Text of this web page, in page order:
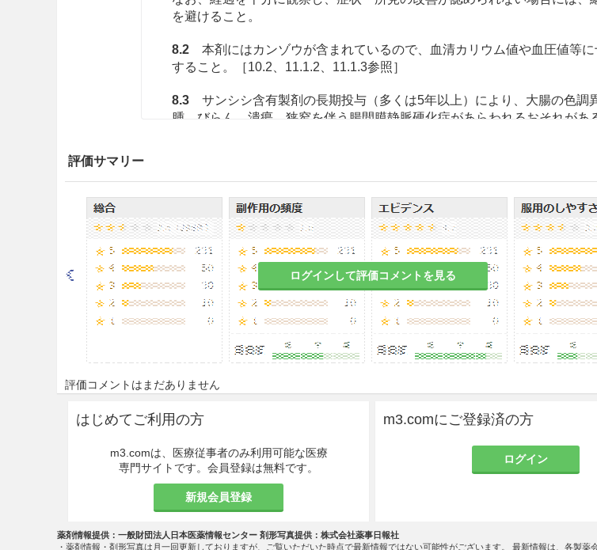
を避けること。
8.2本剤にはカンゾウが含まれているので、血清カリウム値や血圧値等に
すること。［10.2、11.1.2、11.1.3参照］
8.3サンシシ含有製剤の長期投与（多くは5年以上）により、大腸の色調
腫、びらん、潰瘍、狭窄を伴う腸間膜静脈硬化症があらわれるおそれがあ
8.4他の漢方製剤等を併用する場合は、含有生薬の重複に注意すること。
慎重投与
9.1 合併症・既往歴等のある患者
9.1.1 著しく胃腸の虚弱な患者
食欲不振、胃部不快感、悪心、嘔吐、下痢等があらわれるおそれがある
9.1.2 食欲不振、悪心、嘔吐のある患者
これらの症状が悪化するおそれがある。
9.5 妊婦
妊婦又は妊娠している可能性のある女性には、治療上の有益性が危険性を
と判断される場合にのみ投与すること。
9.6 授乳婦
治療上の有益性及び母乳栄養の有益性を考慮し、授乳の継続又は中止を検
評価サマリー
ログインして評価コメントを見る
評価コメントはまだありません
はじめてご利用の方
m3.comは、医療従事者のみ利用可能な医療
専門サイトです。会員登録は無料です。
新規会員登録
m3.comにご登録済の方
ログイン
薬剤情報提供：一般財団法人日本医薬情報センター 剤形写真提供：株式会社薬事日報社
・薬剤情報・剤形写真は月一回更新しておりますが、ご覧いただいた時点で最新情報ではない可能性がございます。 最新情報は、各製薬